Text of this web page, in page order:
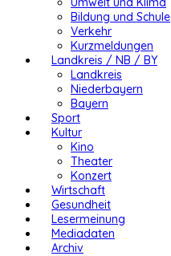
Bildung und Schule
Verkehr
Kurzmeldungen
Landkreis / NB / BY
Landkreis
Niederbayern
Bayern
Sport
Kultur
Kino
Theater
Konzert
Wirtschaft
Gesundheit
Lesermeinung
Mediadaten
Archiv